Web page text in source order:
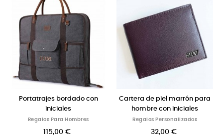
Portatrajes bordado con
iniciales
Regalos Para Hombres
115,00 €
Cartera de piel marrón para
hombre con iniciales
Regalos Personalizados
32,00 €